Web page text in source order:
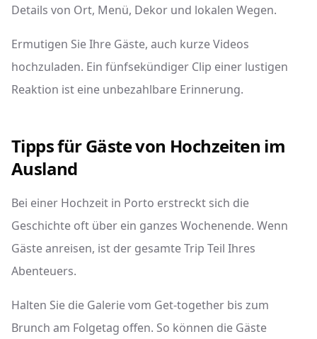
Details von Ort, Menü, Dekor und lokalen Wegen.
Ermutigen Sie Ihre Gäste, auch kurze Videos
hochzuladen. Ein fünfsekündiger Clip einer lustigen
Reaktion ist eine unbezahlbare Erinnerung.
Tipps für Gäste von Hochzeiten im
Ausland
Bei einer Hochzeit in Porto erstreckt sich die
Geschichte oft über ein ganzes Wochenende. Wenn
Gäste anreisen, ist der gesamte Trip Teil Ihres
Abenteuers.
Halten Sie die Galerie vom Get-together bis zum
Brunch am Folgetag offen. So können die Gäste